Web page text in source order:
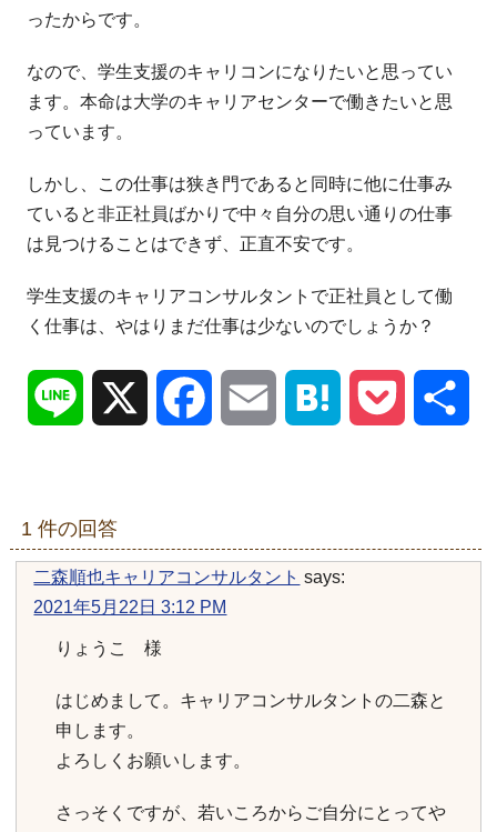
ったからです。
なので、学生支援のキャリコンになりたいと思ってい
ます。本命は大学のキャリアセンターで働きたいと思
っています。
しかし、この仕事は狭き門であると同時に他に仕事み
ていると非正社員ばかりで中々自分の思い通りの仕事
は見つけることはできず、 正直不安です。
学生支援のキャリアコンサルタントで正社員として働
く仕事は、やはりまだ仕事は少ないのでしょうか？
Line Facebook Email Hatena Pocket
1 件の回答
二森順也キャリアコンサルタント says:
2021年5月22日 3:12 PM
りょうこ 様
はじめまして。キャリアコンサルタントの二森と
申します。
よろしくお願いします。
さっそくですが、若いころからご自分にとってや